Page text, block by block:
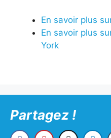
En savoir plus
En savoir plus
York
Partagez !